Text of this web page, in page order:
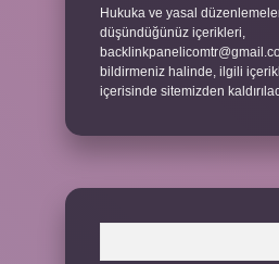
Hukuka ve yasal
düşündüğünüz içerikleri,
bildirmeniz halinde, ilgili
içerisinde sitemizden